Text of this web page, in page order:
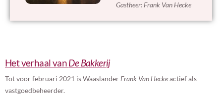
Gastheer: Frank Van Hecke
Het verhaal vanDe Bakkerij
Tot voor februari 2021 is Waaslander Frank Van Heckeactief als
vastgoedbeheerder.